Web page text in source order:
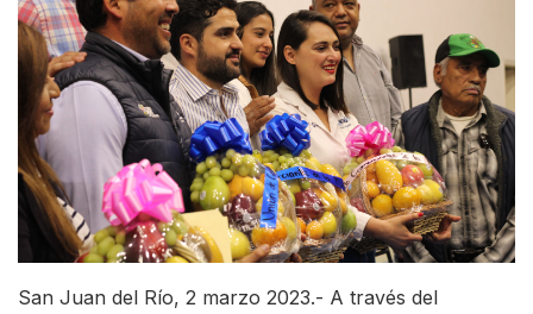
San Juan del Río, 2 marzo 2023.- A través del